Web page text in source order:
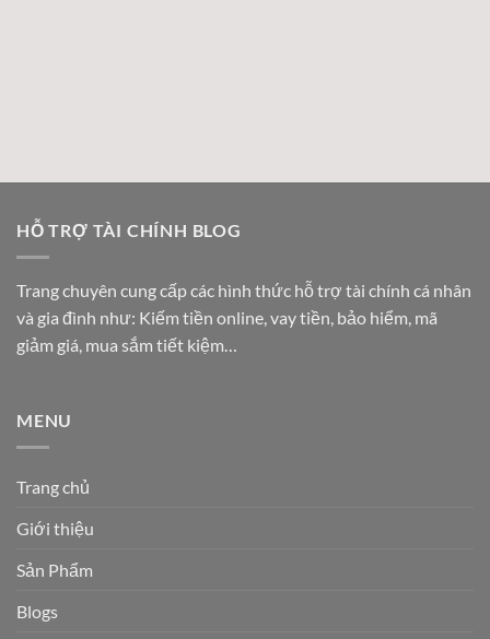
HỖ TRỢ TÀI CHÍNH BLOG
Trang chuyên cung cấp các hình thức hỗ trợ tài chính cá nhân
và gia đình như: Kiếm tiền online, vay tiền, bảo hiểm, mã
giảm giá, mua sắm tiết kiệm…
MENU
Trang chủ
Giới thiệu
Sản Phẩm
Blogs